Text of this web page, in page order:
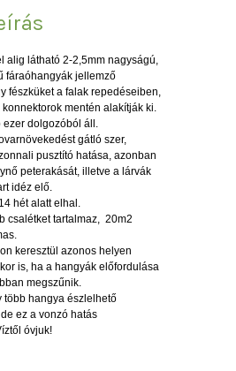
alig látható 2-2,5mm nagyságú,
fáraóhangyák jellemző
fészküket a falak repedéseiben,
mentén alakítják ki.
ezer dolgozóból áll.
gátló szer,
pusztító hatása, azonban
peterakását, illetve a lárvák
idéz elő.
hét alatt elhal.
csalétket tartalmaz, 20m2
keresztül azonos helyen
is, ha a hangyák előfordulása
megszűnik.
több hangya észlelhető
ez a vonzó hatás
óvjuk!